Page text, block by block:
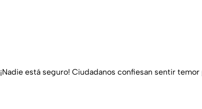
¡Nadie está seguro! Ciudadanos confiesan sentir